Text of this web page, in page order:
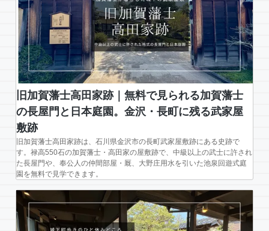
旧加賀藩士高田家跡｜無料で見られる加賀藩士
の長屋門と日本庭園。金沢・長町に残る武家屋
敷跡
旧加賀藩士高田家跡は、石川県金沢市の長町武家屋敷跡にある史跡で
す。禄高550石の加賀藩士・高田家の屋敷跡で、中級以上の武士に許され
た長屋門や、奉公人の仲間部屋・厩、大野庄用水を引いた池泉回遊式庭
園を無料で見学できます。